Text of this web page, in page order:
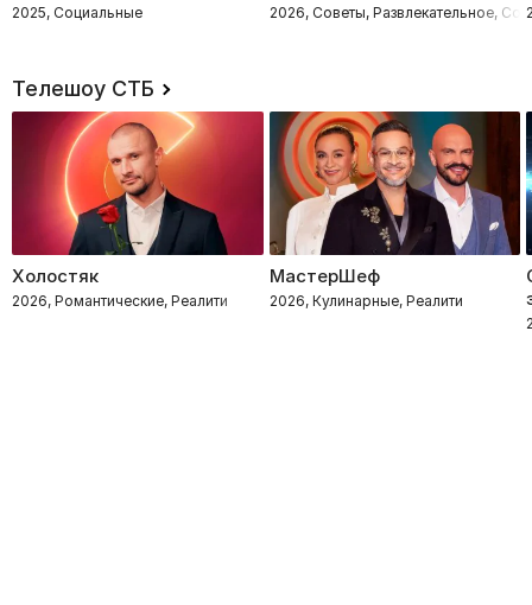
2025, Социальные 2026, Советы, Развлекательное,
Телешоу СТБ
Холостяк
2026, Романтические, Реалити
МастерШеф
2026, Кулинарные, Реалити